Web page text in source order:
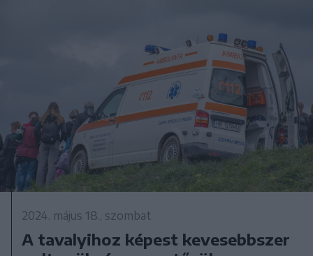
2024. május 18., szombat
A tavalyihoz képest kevesebbszer